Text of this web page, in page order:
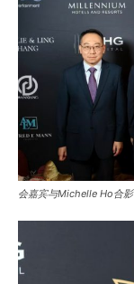
会嘉宾与Michelle Ho合影